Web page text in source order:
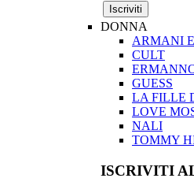
DONNA
ARMANI
CULT
GUESS
LA FILLE
LOVE
NALI
TOMMY
ISCRIVITI